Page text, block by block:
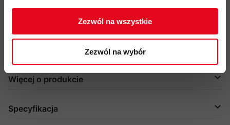
Zezwól na wszystkie
Zezwól na wybór
przyjazność środowiskowa: bluesign, materiały pochodzące
z recyklingu, fair wear
kod produktu: 1014-07290
Więcej o produkcie
Specyfikacja